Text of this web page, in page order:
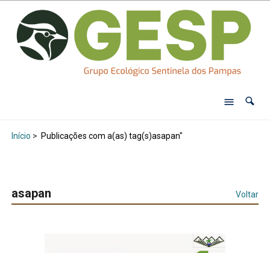
Início > Publicações com a(as) tag(s)asapan"
asapan Voltar